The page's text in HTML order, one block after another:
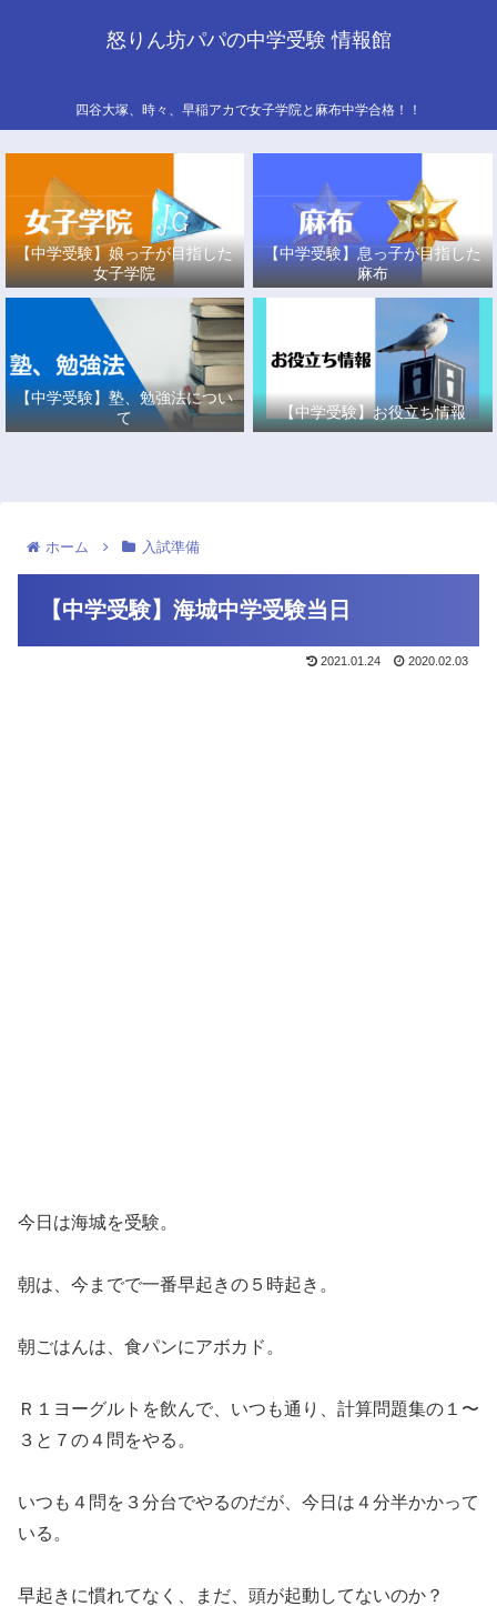
怒りん坊パパの中学受験 情報館
四谷大塚、時々、早稲アカで女子学院と麻布中学合格！！
【中学受験】娘っ子が目指した
女子学院
【中学受験】息っ子が目指した
麻布
【中学受験】塾、勉強法につい
て
【中学受験】お役立ち情報
ホーム 入試準備
【中学受験】海城中学受験当日
2021.01.24 2020.02.03
今日は海城を受験。
朝は、今までで一番早起きの５時起き。
朝ごはんは、食パンにアボカド。
Ｒ１ヨーグルトを飲んで、いつも通り、計算問題集の１〜
３と７の４問をやる。
いつも４問を３分台でやるのだが、今日は４分半かかって
いる。
早起きに慣れてなく、まだ、頭が起動してないのか？